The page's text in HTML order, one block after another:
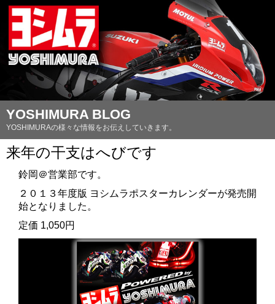
YOSHIMURA BLOG
YOSHIMURAの様々な情報をお伝えしていきます。
来年の干支はへびです
鈴岡＠営業部です。
２０１３年度版 ヨシムラポスターカレンダーが発売開
始となりました。
定価 1,050円